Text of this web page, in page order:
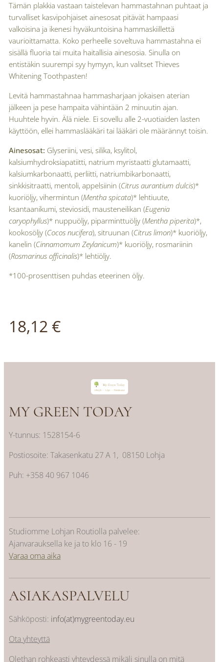
Tämän plakkia vastaan taistelevan hammastahnan puhtaat ja
turvalliset kasvipohjaiset ainesosat pitävät hampaasi
valkoisina ja ikenesi hyväkuntoisina hammaskiillettä
vaurioittamatta. Koko perheelle soveltuva hammastahna ei
sisällä fluoria tai muita haitallisia ainesosia. Sinulla on
entistäkin suurempi syy hymyyn, kun valitset Thieves
Whitening Toothpasten!
Levitä hammastahnaa hammasharjaan jokaisen aterian
jälkeen ja pese hampaita vähintään 2 minuutin ajan.
Huuhtele hyvin. Älä niele. Ei sovellu alle 2-vuotiaiden lasten
käyttöön, ellei hammaslääkäri tai lääkäri ole määrännyt toisin.
Ainesosat: Glyseriini, vesi, silika, ksylitol,
kalsiumhydroksiapatiitti, natrium myristaatti glutamaatti,
kalsiumkarbonaatti, perliitti, natriumbikarbonaatti,
sinkkisitraatti, mentoli, appelsiinin (Citrus aurantium dulcis)*
kuoriöljy, vihermintun (Mentha spicata)* lehtiuute,
ksantaanikumi, steviosidi, mausteneilikan (Eugenia
caryophyllus)* nuppuöljy, piparminttuöljy (Mentha piperita)*,
kookosöljy (Cocos nucifera), sitruunan (Citrus limon)* kuoriöljy,
kanelin (Cinnamomum Zeylanicum)* kuoriöljy, rosmariinin
(Rosmarinus officinalis)* lehtiöljy.
*100-prosenttisen puhdas eteerinen öljy.
18,12 €
MY GREEN TODAY
Y-tunnus: 1528154-6
Postiosoite: Takasenkatu 27 A 1, 08150 Lohja
Puh: +358 40 967 1046
Studiomme Lohjan Routiolla palvelee:
Ajanvarauksella ke ja to klo 16 - 19
Varaa oma aika
ASIAKASPALVELU
Sähköposti: info(at)mygreentoday.eu
Ota yhteyttä
Olethan rohkeasti yhteydessä mikäli sinulla on mitä